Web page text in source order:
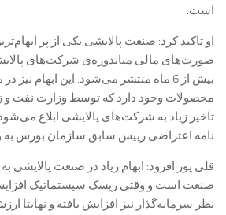
است.
او تاکید کرد: صنعت پالایشی یکی از پر
صورت‌های مالی میاندوره‌ی شرکت‌های
بیش از 6 ماه منتشر می‌شود. این ابهام
محصولات وجود دارد که توسط وزارت نفت و
تاخیر زیاد به شرکت‌های پالایشی ابلاغ
نامه اعتراضی ريیس سابق سازمان بورس
قلی پور افزود: ابهام زیاد در صنعت پالایشی
صنعت است و وقتی ریسک سیستماتیک افزایش
نظر سرمایه‌گذار نیز افزایش یافته و نهایتا